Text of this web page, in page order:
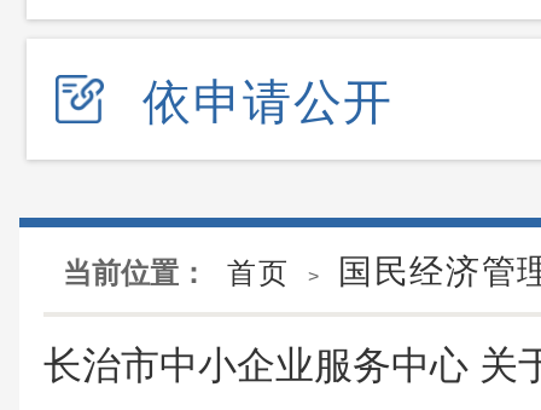
依申请公开
当前位置： 首页 > 国民经济管
长治市中小企业服务中心 关